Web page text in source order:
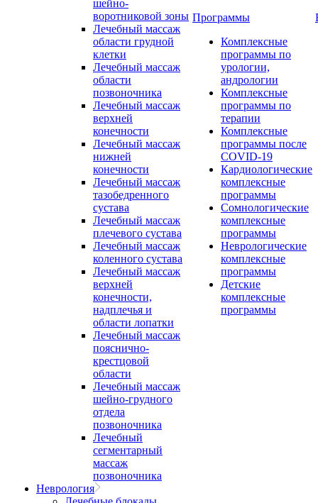
шейно-
воротниковой зоны
Лечебный массаж
области грудной
клетки
Лечебный массаж
области
позвоночника
Лечебный массаж
верхней
конечности
Лечебный массаж
нижней
конечности
Лечебный массаж
тазобедренного
сустава
Лечебный массаж
плечевого сустава
Лечебный массаж
коленного сустава
Лечебный массаж
верхней
конечности,
надплечья и
области лопатки
Лечебный массаж
пояснично-
крестцовой
области
Лечебный массаж
шейно-грудного
отдела
позвоночника
Лечебный
сегментарный
массаж
позвоночника
Неврология
Программы
Комплексные
программы по
урологии,
андрологии
Комплексные
программы по
терапии
Комплексные
программы после
COVID-19
Кардиологические
комплексные
программы
Сомнологические
комплексные
программы
Неврологические
комплексные
программы
Детские
комплексные
программы